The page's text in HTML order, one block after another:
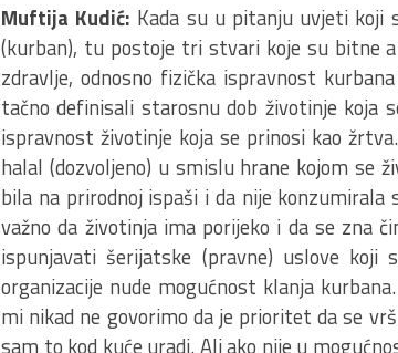
Muftija Kudić: Kada su u pitanju uvjeti koji
(kurban), tu postoje tri stvari koje su bitne
zdravlje, odnosno fizička ispravnost
tačno definisali starosnu dob životinje
ispravnost životinje koja se prinosi kao
halal (dozvoljeno) u smislu hrane kojom se
bila na prirodnoj ispaši i da nije
važno da životinja ima porijeko i da se zna
ispunjavati šerijatske (pravne) uslove
organizacije nude mogućnost klanja
mi nikad ne govorimo da je prioritet da se
sam to kod kuće uradi. Ali ako nije u